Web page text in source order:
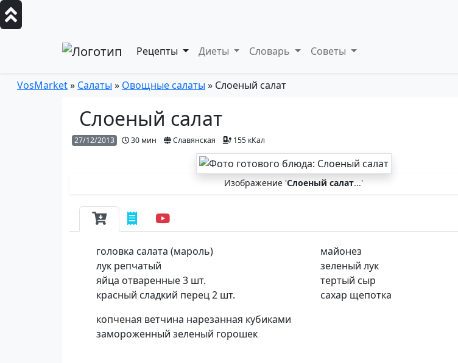
Рецепты Диеты Словарь Советы
VosMarket» Салаты » Овощные салаты » Слоеный салат
Слоеный салат
27/12/2013 30 мин Славянская 155 кКал
Изображение 'Слоеный салат...'
головка салата (мароль)
лук репчатый
яйца отваренные 3 шт.
красный сладкий перец 2 шт.
майонез
зеленый лук
тертый сыр
сахар щепотка
копченая ветчина нарезанная кубиками
замороженный зеленый горошек